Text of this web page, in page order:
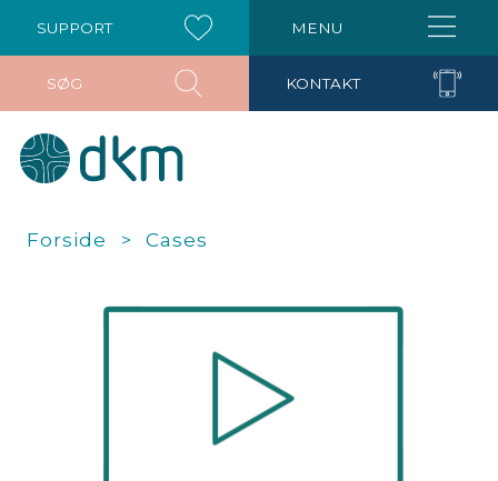
Forside Cases
MENU
SUPPORT
SØG KONTAKT